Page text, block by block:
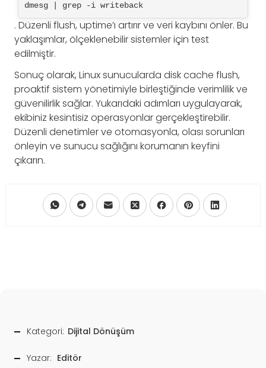
dmesg | grep -i writeback
. Düzenli flush, uptime’ı artırır ve veri kaybını önler. Bu
yaklaşımlar, ölçeklenebilir sistemler için test
edilmiştir.
Sonuç olarak, Linux sunucularda disk cache flush,
proaktif sistem yönetimiyle birleştiğinde verimlilik ve
güvenilirlik sağlar. Yukarıdaki adımları uygulayarak,
ekibiniz kesintisiz operasyonlar gerçekleştirebilir.
Düzenli denetimler ve otomasyonla, olası sorunları
önleyin ve sunucu sağlığını korumanın keyfini
çıkarın.
Kategori: Dijital Dönüşüm
Yazar: Editör